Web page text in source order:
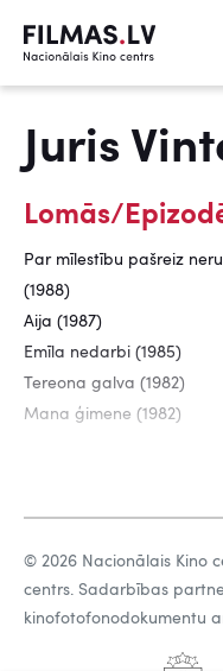
Juris
Lomās/
Par mīlestību pašreiz
(1988)
Aija (1987)
Emīla nedarbi (1985)
Tereona galva (1982)
Mana ģimene (1982)
© 2026 Nacionālais Kino
centrs. Sadarbības
kinofotofonodokumentu